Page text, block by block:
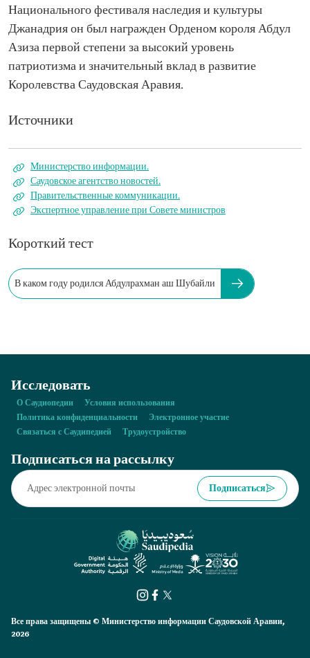
Национального фестиваля наследия и культуры
Джанадрия он был награжден Орденом короля Абдул
Азиза первой степени за высокий уровень
патриотизма и значительный вклад в развитие
Королевства Саудовская Аравия.
Источники
Министерство информации.
Саудовское агентство новостей.
Правительственные коммуникации.
Экспертное управление при Совете министров
Короткий тест
В каком году родился Абдулрахман аш Шубайли
Исследовать
О Саудиопедии
Условия использования
Политика конфиденциальности
Электронное участие
Связаться с Саудипедией
Трудоустройство
Подписаться на рассылку
Подписаться
Все права защищены © Министерство информации Саудовской Аравии,
2026